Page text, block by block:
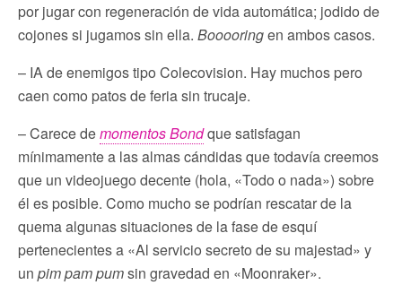
por jugar con regeneración de vida automática; jodido de
cojones si jugamos sin ella. Booooringen ambos casos.
– IA de enemigos tipo Colecovision. Hay muchos pero
caen como patos de feria sin trucaje.
– Carece demomentos Bondque satisfagan
mínimamente a las almas cándidas que todavía creemos
que un videojuego decente (hola, «Todo o nada») sobre
él es posible. Como mucho se podrían rescatar de la
quema algunas situaciones de la fase de esquí
pertenecientes a «Al servicio secreto de su majestad» y
un pim pam pumsin gravedad en «Moonraker».